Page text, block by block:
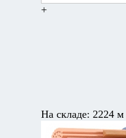
+
На складе: 2224 м